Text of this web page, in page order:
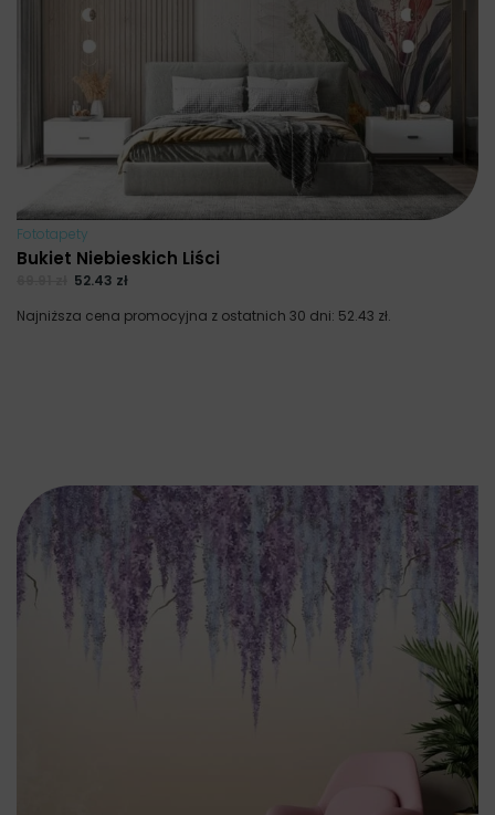
Fototapety
Bukiet Niebieskich Liści
52.43 zł
Najniższa cena promocyjna z ostatnich 30 dni: 52.43 zł.